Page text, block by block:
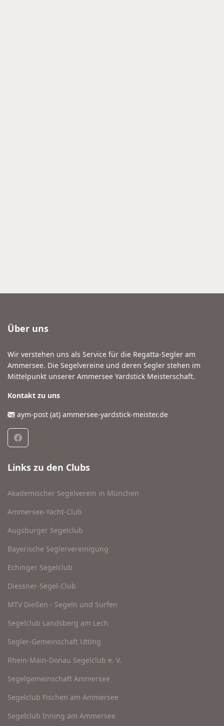
Über uns
Wir verstehen uns als Service für die Regatta-Segler am
Ammersee. Die Segelvereine und deren Segler stehen im
Mittelpunkt unserer Ammersee Yardstick Meisterschaft.
Kontakt zu uns
aym-post (at) ammersee-yardstick-meister.de
Links zu den Clubs
Akademischer Segelverein in München
Ammersee-Yacht-Club
Augsburger Segelclub
Bayerische Seglervereinigung
Echinger Segelclub
Diessner-Segel-Club
MTV Dießen - Segeln und Surfen
Segelclub Landsberg am Lech
Segler-Gemeinschaft Utting
Rhein-Main-Donau Segelclub e. V.
Segelgemeinschaft Ammersee
Segelclub Fischen am Ammersee
Segelclub Inning am Ammersee